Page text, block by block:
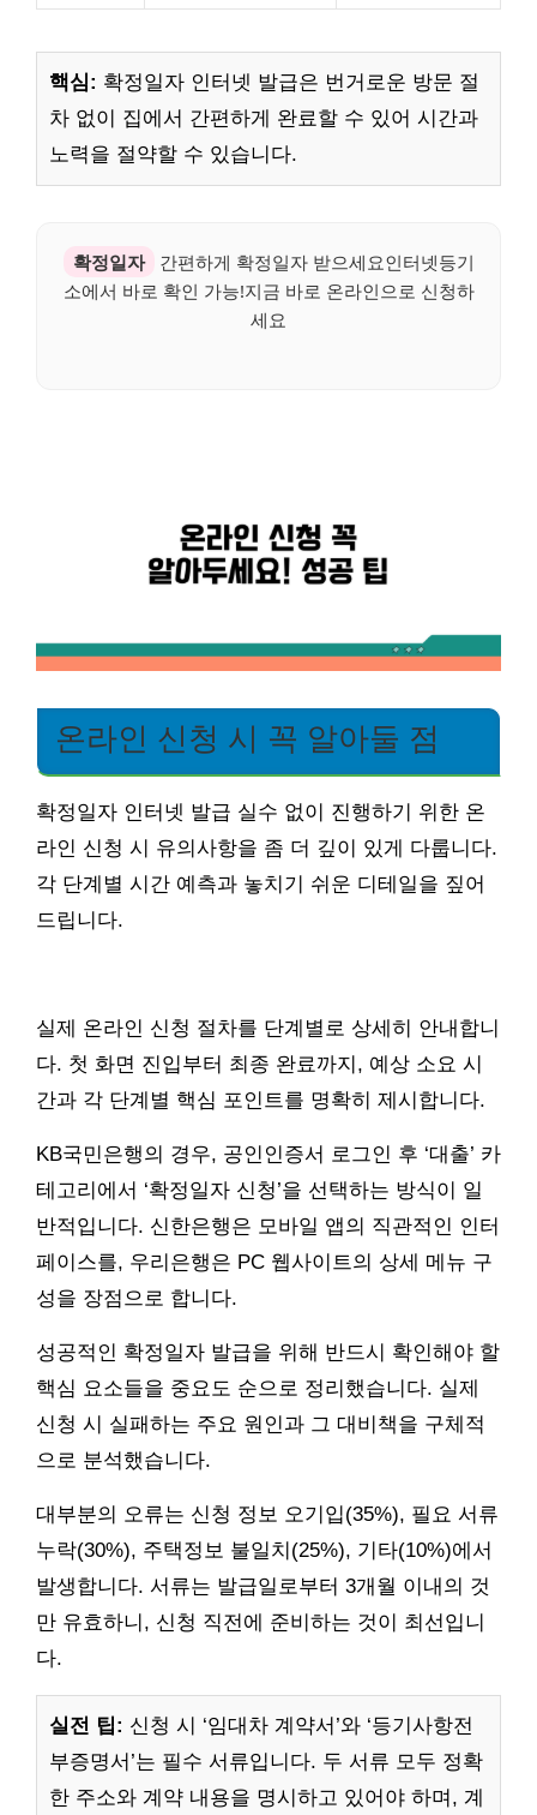
핵심: 확정일자 인터넷 발급은 번거로운 방문 절
차 없이 집에서 간편하게 완료할 수 있어 시간과
노력을 절약할 수 있습니다.
확정일자
간편하게 확정일자 받으세요인터넷등기
소에서 바로 확인 가능!지금 바로 온라인으로 신청하
세요
온라인 신청 시 꼭 알아둘 점
확정일자 인터넷 발급 실수 없이 진행하기 위한 온
라인 신청 시 유의사항을 좀 더 깊이 있게 다룹니다.
각 단계별 시간 예측과 놓치기 쉬운 디테일을 짚어
드립니다.
실제 온라인 신청 절차를 단계별로 상세히 안내합니
다. 첫 화면 진입부터 최종 완료까지, 예상 소요 시
간과 각 단계별 핵심 포인트를 명확히 제시합니다.
KB국민은행의 경우, 공인인증서 로그인 후 ‘대출’ 카
테고리에서 ‘확정일자 신청’을 선택하는 방식이 일
반적입니다. 신한은행은 모바일 앱의 직관적인 인터
페이스를, 우리은행은 PC 웹사이트의 상세 메뉴 구
성을 장점으로 합니다.
성공적인 확정일자 발급을 위해 반드시 확인해야 할
핵심 요소들을 중요도 순으로 정리했습니다. 실제
신청 시 실패하는 주요 원인과 그 대비책을 구체적
으로 분석했습니다.
대부분의 오류는 신청 정보 오기입(35%), 필요 서류
누락(30%), 주택정보 불일치(25%), 기타(10%)에서
발생합니다. 서류는 발급일로부터 3개월 이내의 것
만 유효하니, 신청 직전에 준비하는 것이 최선입니
다.
실전 팁: 신청 시 ‘임대차 계약서’와 ‘등기사항전
부증명서’는 필수 서류입니다. 두 서류 모두 정확
한 주소와 계약 내용을 명시하고 있어야 하며, 계